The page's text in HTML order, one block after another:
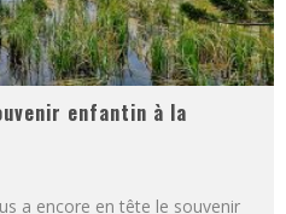
enfantin à la
a encore en tête le souvenir